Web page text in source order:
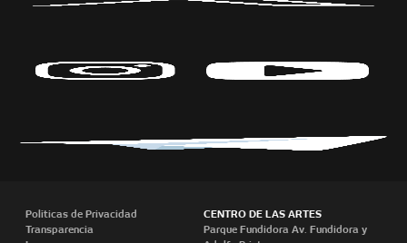
Políticas de Privacidad
Transparencia
CENTRO DE LAS ARTES
Parque Fundidora Av. Fundidora y